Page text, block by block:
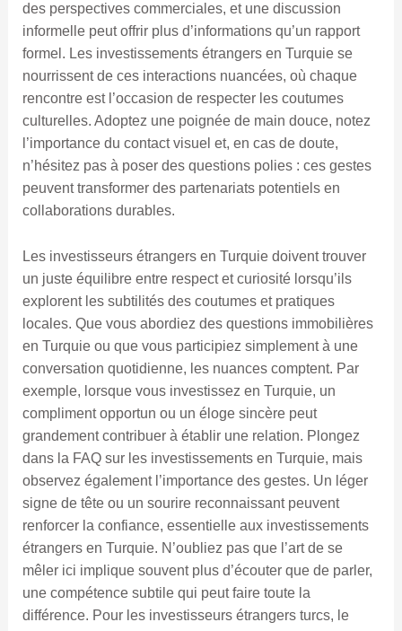
des perspectives commerciales, et une discussion
informelle peut offrir plus d’informations qu’un rapport
formel. Les investissements étrangers en Turquie se
nourrissent de ces interactions nuancées, où chaque
rencontre est l’occasion de respecter les coutumes
culturelles. Adoptez une poignée de main douce, notez
l’importance du contact visuel et, en cas de doute,
n’hésitez pas à poser des questions polies : ces gestes
peuvent transformer des partenariats potentiels en
collaborations durables.
Les investisseurs étrangers en Turquie doivent trouver
un juste équilibre entre respect et curiosité lorsqu’ils
explorent les subtilités des coutumes et pratiques
locales. Que vous abordiez des questions immobilières
en Turquie ou que vous participiez simplement à une
conversation quotidienne, les nuances comptent. Par
exemple, lorsque vous investissez en Turquie, un
compliment opportun ou un éloge sincère peut
grandement contribuer à établir une relation. Plongez
dans la FAQ sur les investissements en Turquie, mais
observez également l’importance des gestes. Un léger
signe de tête ou un sourire reconnaissant peuvent
renforcer la confiance, essentielle aux investissements
étrangers en Turquie. N’oubliez pas que l’art de se
mêler ici implique souvent plus d’écouter que de parler,
une compétence subtile qui peut faire toute la
différence. Pour les investisseurs étrangers turcs, le